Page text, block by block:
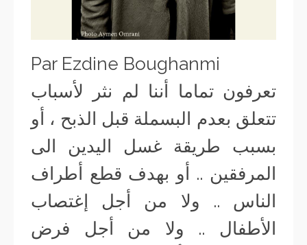
Par Ezdine Boughanmi
تعرفون تماما أننا لم نثر لأسباب
تتعلق بعدم البسملة قبل الذبح ، أو
بسبب طريقة غسل اليدين الى
المرفقين .. أو بهدف قطع أطراف
الناس .. ولا من أجل إغتصاب
الأطفال .. ولا من أجل فرض